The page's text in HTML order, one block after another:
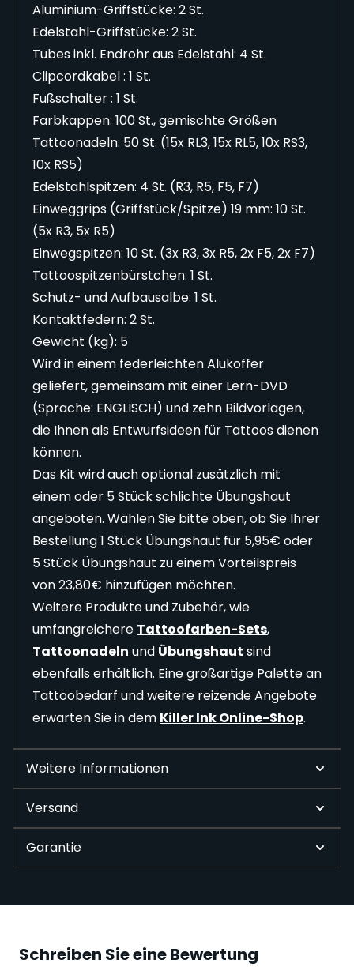
Aluminium-Griffstücke: 2 St.
Edelstahl-Griffstücke: 2 St.
Tubes inkl. Endrohr aus Edelstahl: 4 St.
Clipcordkabel : 1 St.
Fußschalter : 1 St.
Farbkappen: 100 St., gemischte Größen
Tattoonadeln: 50 St. (15x RL3, 15x RL5, 10x RS3,
10x RS5)
Edelstahlspitzen: 4 St. (R3, R5, F5, F7)
Einweggrips (Griffstück/Spitze) 19 mm: 10 St.
(5x R3, 5x R5)
Einwegspitzen: 10 St. (3x R3, 3x R5, 2x F5, 2x F7)
Tattoospitzenbürstchen: 1 St.
Schutz- und Aufbausalbe: 1 St.
Kontaktfedern: 2 St.
Gewicht (kg): 5
Wird in einem federleichten Alukoffer
geliefert, gemeinsam mit einer Lern-DVD
(Sprache: ENGLISCH) und zehn Bildvorlagen,
die Ihnen als Entwurfsideen für Tattoos dienen
können.
Das Kit wird auch optional zusätzlich mit
einem oder 5 Stück schlichte Übungshaut
angeboten. Wählen Sie bitte oben, ob Sie Ihrer
Bestellung 1 Stück Übungshaut für 5,95€ oder
5 Stück Übungshaut zu einem Vorteilspreis
von 23,80€ hinzufügen möchten.
Weitere Produkte und Zubehör, wie
umfangreichere Tattoofarben-Sets,
Tattoonadeln und Übungshaut sind
ebenfalls erhältlich. Eine großartige Palette an
Tattoobedarf und weitere reizende Angebote
erwarten Sie in dem Killer Ink Online-Shop.
Weitere Informationen
Versand
Garantie
Schreiben Sie eine Bewertung